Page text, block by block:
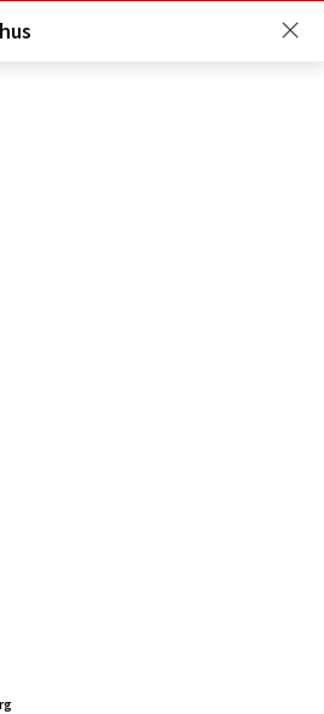
fra Fresh er fremstillet i stål og beregnet til